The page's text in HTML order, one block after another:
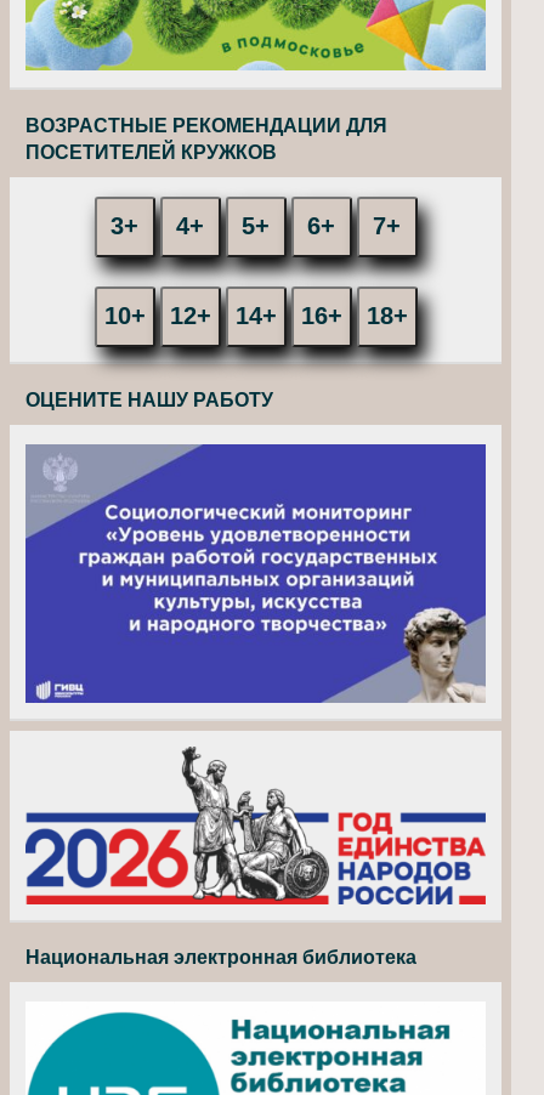
ВОЗРАСТНЫЕ РЕКОМЕНДАЦИИ ДЛЯ
ПОСЕТИТЕЛЕЙ КРУЖКОВ
3+ 4+ 5+ 6+ 7+
10+ 12+ 14+ 16+ 18+
ОЦЕНИТЕ НАШУ РАБОТУ
Национальная электронная библиотека